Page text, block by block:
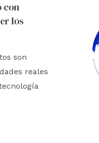
con
los
son
reales